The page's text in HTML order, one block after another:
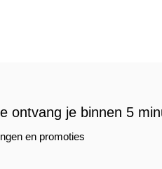
ontvang je binnen 5
en promoties